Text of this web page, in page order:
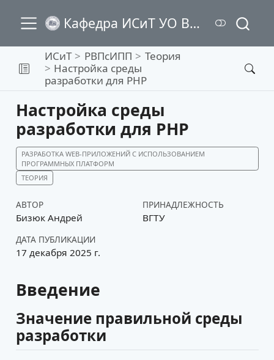
Кафедра ИСиТ УО ВГТУ
ИСиТ РВПсИПП
Теория
Настройка среды
разработки для PHP
Настройка среды
разработки для PHP
РАЗРАБОТКА WEB-ПРИЛОЖЕНИЙ С ИСПОЛЬЗОВАНИЕМ
ПРОГРАММНЫХ ПЛАТФОРМ
ТЕОРИЯ
АВТОР ПРИНАДЛЕЖНОСТЬ
Бизюк Андрей ВГТУ
ДАТА ПУБЛИКАЦИИ
17 декабря 2025 г.
Введение
Значение правильной среды
разработки